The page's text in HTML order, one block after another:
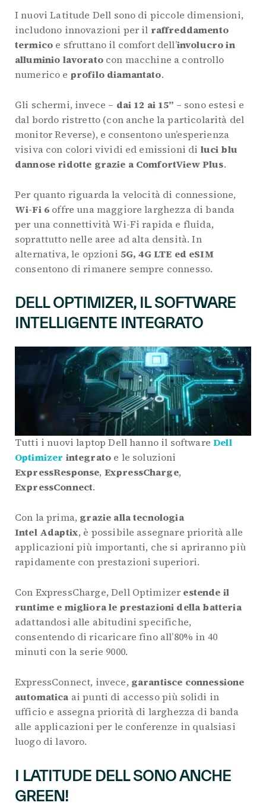
I nuovi Latitude Dell sono di piccole dimensioni,
includono innovazioni per il raffreddamento
termico e sfruttano il comfort dell’involucro in
alluminio lavorato con macchine a controllo
numerico e profilo diamantato.
Gli schermi, invece – dai 12 ai 15” – sono estesi e
dal bordo ristretto (con anche la particolarità del
monitor Reverse), e consentono un’esperienza
visiva con colori vividi ed emissioni di luci blu
dannose ridotte grazie a ComfortView Plus.
Per quanto riguarda la velocità di connessione,
Wi-Fi 6 offre una maggiore larghezza di banda
per una connettività Wi-Fi rapida e fluida,
soprattutto nelle aree ad alta densità. In
alternativa, le opzioni 5G, 4G LTE ed eSIM
consentono di rimanere sempre connesso.
DELL OPTIMIZER, IL SOFTWARE
INTELLIGENTE INTEGRATO
Tutti i nuovi laptop Dell hanno il softwareDell
Optimizer integrato e le soluzioni
ExpressResponse, ExpressCharge,
ExpressConnect.
Con la prima, grazie alla tecnologia
Intel Adaptix, è possibile assegnare priorità alle
applicazioni più importanti, che si apriranno più
rapidamente con prestazioni superiori.
Con ExpressCharge, Dell Optimizer estende il
runtime e migliora le prestazioni della batteria
adattandosi alle abitudini specifiche,
consentendo di ricaricare fino all’80% in 40
minuti con la serie 9000.
ExpressConnect, invece, garantisce connessione
automatica ai punti di accesso più solidi in
ufficio e assegna priorità di larghezza di banda
alle applicazioni per le conferenze in qualsiasi
luogo di lavoro.
I LATITUDE DELL SONO ANCHE
GREEN!